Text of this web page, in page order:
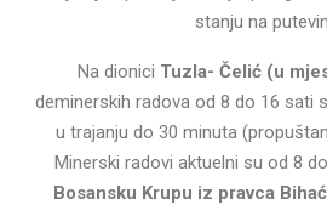
stanju na
Na dionici Tuzla- Čelić (u
deminerskih radova od 8 do 16 sati
u trajanju do 30 minuta
Minerski radovi aktuelni su od 8
Bosansku Krupu iz pravca